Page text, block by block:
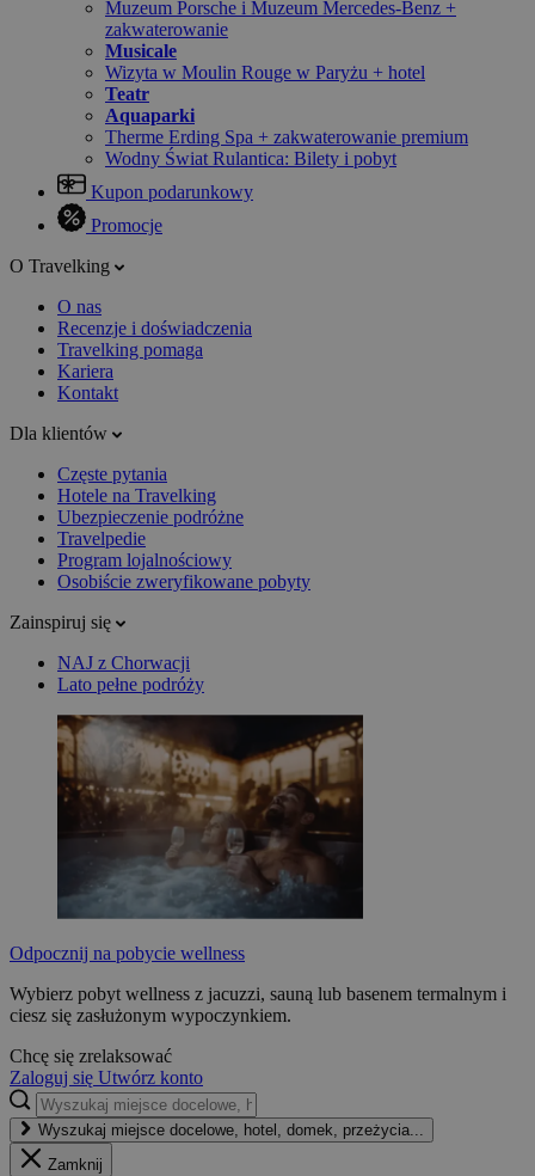
Muzeum Porsche i Muzeum Mercedes-Benz +
zakwaterowanie
Musicale
Wizyta w Moulin Rouge w Paryżu + hotel
Teatr
Aquaparki
Therme Erding Spa + zakwaterowanie premium
Wodny Świat Rulantica: Bilety i pobyt
Kupon podarunkowy
Promocje
O Travelking
O nas
Recenzje i doświadczenia
Travelking pomaga
Kariera
Kontakt
Dla klientów
Częste pytania
Hotele na Travelking
Ubezpieczenie podróżne
Travelpedie
Program lojalnościowy
Osobiście zweryfikowane pobyty
Zainspiruj się
NAJ z Chorwacji
Lato pełne podróży
Odpocznij na pobycie wellness
Wybierz pobyt wellness z jacuzzi, sauną lub basenem termalnym i
ciesz się zasłużonym wypoczynkiem.
Chcę się zrelaksować
Zaloguj się Utwórz konto
Wyszukaj miejsce docelowe, hotel, domek, przeżycia...
Zamknij